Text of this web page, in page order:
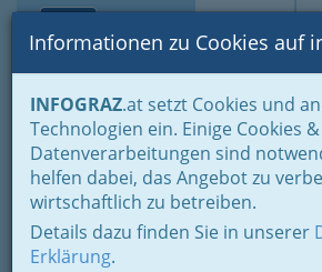
Suche
Informationen zu Cookies auf
INFOGRAZ.at setzt Cookies und
Technologien ein. Einige Cookies &
Datenverarbeitungen sind
helfen dabei, das Angebot zu
wirtschaftlich zu betreiben.
Details dazu finden Sie in unserer
Erklärung.
Home Branchen
Tourismus &
Gastronomie
Diskotheken und Clubs
Grazer
Clubs mit heißer
vielen Floors